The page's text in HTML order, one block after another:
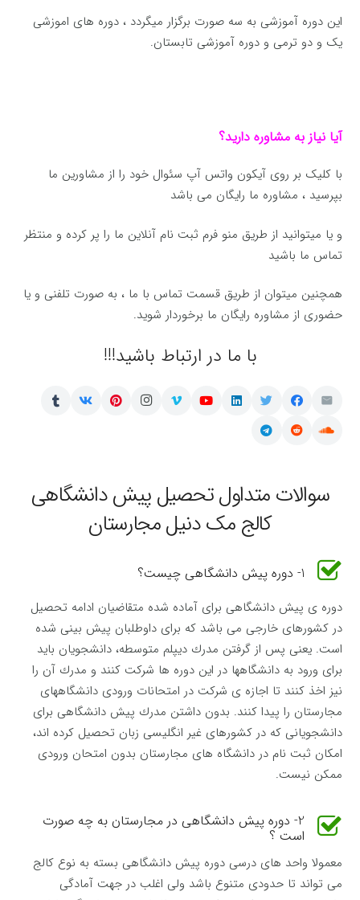
این دوره آموزشی به سه صورت برگزار میگردد ، دوره های اموزشی
یک و دو ترمی و دوره آموزشی تابستان.
آیا نیاز به مشاوره دارید؟
با کلیک بر روی آیکون واتس آپ سئوال خود را از مشاورین ما
بپرسید ، مشاوره ما رایگان می باشد
و یا میتوانید از طریق منو فرم ثبت نام آنلاین ما را پر کرده و منتظر
تماس ما باشید
همچنین میتوان از طریق قسمت تماس با ما ، به صورت تلفنی و یا
حضوری از مشاوره رایگان ما برخوردار شوید.
با ما در ارتباط باشید!!!
سوالات متداول تحصیل پیش دانشگاهی
کالج مک دنیل مجارستان
1- دوره پیش دانشگاهی چیست؟
دوره ی پیش دانشگاهی برای آماده شده متقاضیان ادامه تحصیل
در کشورهای خارجی می باشد که برای داوطلبان پیش بینی شده
است. یعنی پس از گرفتن مدرك دیپلم متوسطه، دانشجویان باید
برای ورود به دانشگاهها در این دوره ها شركت كنند و مدرك آن را
نیز اخذ كنند تا اجازه ی شركت در امتحانات ورودی دانشگاههای
مجارستان را پیدا كنند. بدون داشتن مدرك پیش دانشگاهی برای
دانشجویانی که در کشورهای غیر انگلیسی زبان تحصیل کرده اند،
امکان ثبت نام در دانشگاه های مجارستان بدون امتحان ورودی
ممكن نیست.
2- دوره پیش دانشگاهی در مجارستان به چه صورت
است ؟
معمولا واحد های درسی دوره پیش دانشگاهی بسته به نوع کالج
می تواند تا حدودی متنوع باشد ولی اغلب در جهت آمادگی